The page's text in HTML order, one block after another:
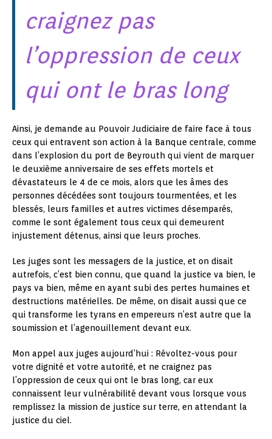
craignez pas
l’oppression de ceux
qui ont le bras long
Ainsi, je demande au Pouvoir Judiciaire de faire face à tous
ceux qui entravent son action à la Banque centrale, comme
dans l’explosion du port de Beyrouth qui vient de marquer
le deuxième anniversaire de ses effets mortels et
dévastateurs le 4 de ce mois, alors que les âmes des
personnes décédées sont toujours tourmentées, et les
blessés, leurs familles et autres victimes désemparés,
comme le sont également tous ceux qui demeurent
injustement détenus, ainsi que leurs proches.
Les juges sont les messagers de la justice, et on disait
autrefois, c’est bien connu, que quand la justice va bien, le
pays va bien, même en ayant subi des pertes humaines et
destructions matérielles. De même, on disait aussi que ce
qui transforme les tyrans en empereurs n’est autre que la
soumission et l’agenouillement devant eux.
Mon appel aux juges aujourd’hui : Révoltez-vous pour
votre dignité et votre autorité, et ne craignez pas
l’oppression de ceux qui ont le bras long, car eux
connaissent leur vulnérabilité devant vous lorsque vous
remplissez la mission de justice sur terre, en attendant la
justice du ciel.